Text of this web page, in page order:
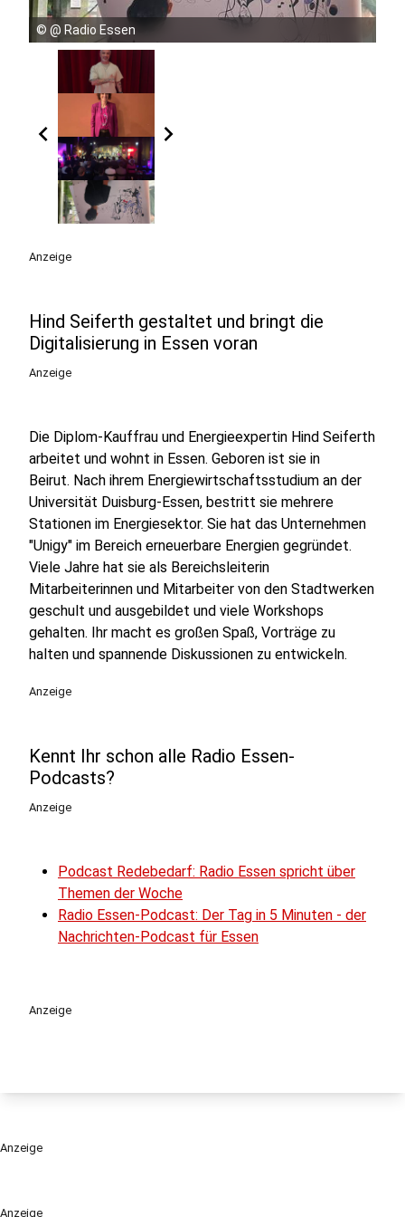
Anzeige
© @ Radio Essen
chevron_left chevron_right
Anzeige
Hind Seiferth gestaltet und bringt die
Digitalisierung in Essen voran
Anzeige
Die Diplom-Kauffrau und Energieexpertin Hind Seiferth
arbeitet und wohnt in Essen. Geboren ist sie in
Beirut. Nach ihrem Energiewirtschaftsstudium an der
Universität Duisburg-Essen, bestritt sie mehrere
Stationen im Energiesektor. Sie hat das Unternehmen
"Unigy" im Bereich erneuerbare Energien gegründet.
Viele Jahre hat sie als Bereichsleiterin
Mitarbeiterinnen und Mitarbeiter von den Stadtwerken
geschult und ausgebildet und viele Workshops
gehalten. Ihr macht es großen Spaß, Vorträge zu
halten und spannende Diskussionen zu entwickeln.
Anzeige
Kennt Ihr schon alle Radio Essen-
Podcasts?
Anzeige
Podcast Redebedarf: Radio Essen spricht über
Themen der Woche
Radio Essen-Podcast: Der Tag in 5 Minuten - der
Nachrichten-Podcast für Essen
Anzeige
Anzeige